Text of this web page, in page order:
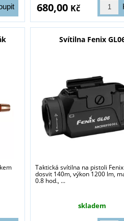
680,00 Kč
Svítilna Fenix
Taktická svítilna na pistoli Fenix
dosvit 140m, výkon 1200 lm,
0.8 hod., ...
skladem
pouze odborné veřejnosti od
střelivo. Splňujete tyto